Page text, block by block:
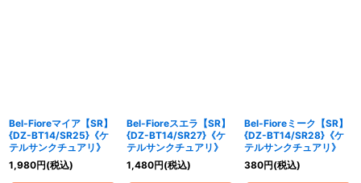
Bel-Fioreマイア【SR】
{DZ-BT14/SR25}《ケ
テルサンクチュアリ》
1,980円(税込)
Bel-Fioreスエラ【SR】
{DZ-BT14/SR27}《ケ
テルサンクチュアリ》
1,480円(税込)
Bel-Fioreミーク【SR】
{DZ-BT14/SR28}《ケ
テルサンクチュアリ》
380円(税込)